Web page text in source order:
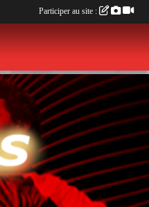
Participer au site :